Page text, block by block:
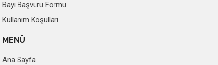
Bayi Başvuru Formu
Kullanım Koşulları
MENÜ
Ana Sayfa